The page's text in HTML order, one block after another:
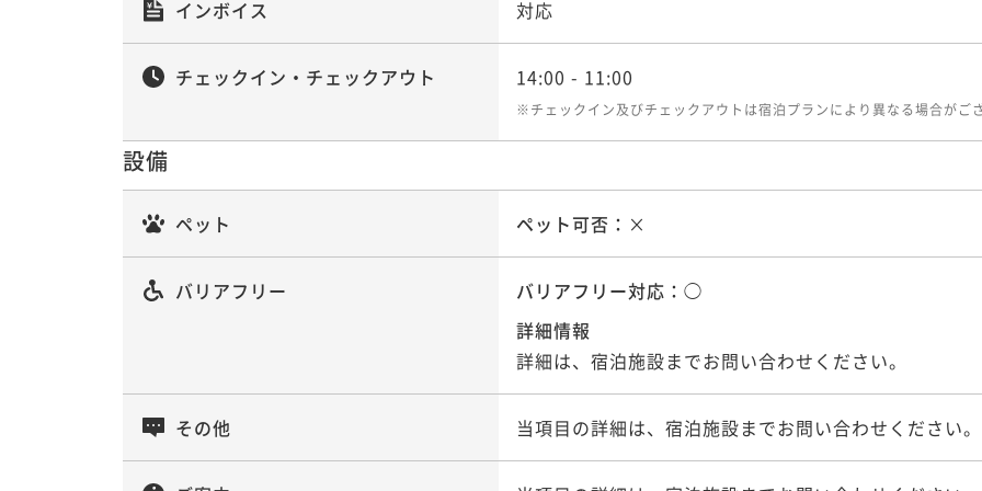
インボイス 対応
チェックイン・チェックアウト 14:00 - 11:00
※チェックイン及びチェックアウトは宿泊プランにより異なる場合がござ
設備
ペット ペット可否： ×
バリアフリー バリアフリー対応： ◯
詳細情報
詳細は、宿泊施設までお問い合わせください。
その他 当項目の詳細は、宿泊施設までお問い合わせください。